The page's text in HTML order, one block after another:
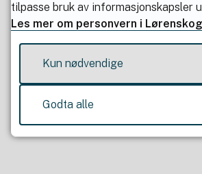
Sist endret
29.09.2023 10.35
tilpasse bruk av informasjonskapsler
Les mer om personvern i
Kun nødvendige
Godta alle